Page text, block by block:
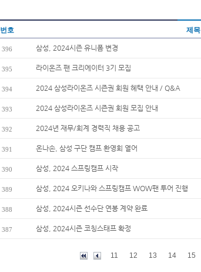
번호 제목
396 삼성, 2024시즌 유니폼 변경
395 라이온즈 팬 크리에이터 3기 모집
394 2024 삼성라이온즈 시즌권 회원 혜택 안내 / Q&A
393 2024 삼성라이온즈 시즌권 회원 모집 안내
392 2024년 재무/회계 경력직 채용 공고
391 온나손, 삼성 구단 캠프 환영회 열어
390 삼성, 2024 스프링캠프 시작
389 삼성, 2024 오키나와 스프링캠프 WOW팬 투어 진행
388 삼성, 2024시즌 선수단 연봉 계약 완료
387 삼성, 2024시즌 코칭스태프 확정
11 12 13 14 15